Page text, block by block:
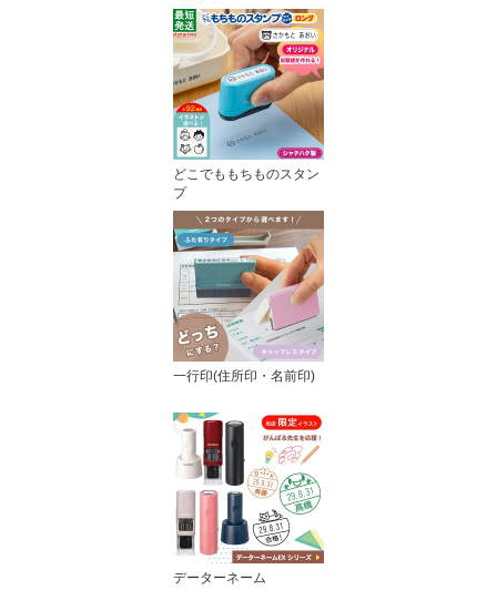
どこでももちものスタン
プ
一行印(住所印・名前印)
データーネーム